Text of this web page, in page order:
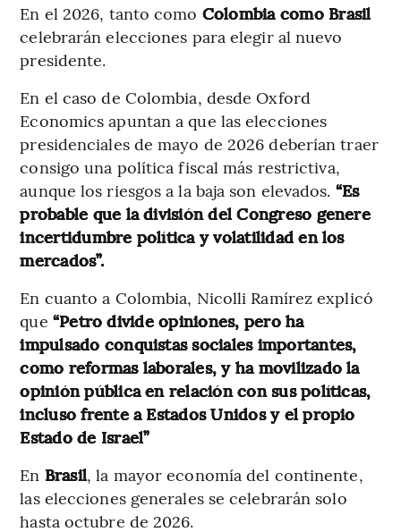
En el 2026, tanto como Colombia como Brasil
celebrarán elecciones para elegir al nuevo
presidente.
En el caso de Colombia, desde Oxford
Economics apuntan a que las elecciones
presidenciales de mayo de 2026 deberían traer
consigo una política fiscal más restrictiva,
aunque los riesgos a la baja son elevados. “Es
probable que la división del Congreso genere
incertidumbre política y volatilidad en los
mercados”.
En cuanto a Colombia, Nicolli Ramírez explicó
que “Petro divide opiniones, pero ha
impulsado conquistas sociales importantes,
como reformas laborales, y ha movilizado la
opinión pública en relación con sus políticas,
incluso frente a Estados Unidos y el propio
Estado de Israel”
En Brasil, la mayor economía del continente,
las elecciones generales se celebrarán solo
hasta octubre de 2026.